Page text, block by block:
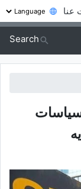
عنا
Search